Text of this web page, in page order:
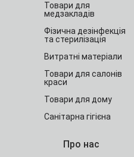
Товари для
медзакладів
Фізична дезінфекція
та стерилізація
Витратні матеріали
Товари для салонів
краси
Товари для дому
Санітарна гігієна
Про нас